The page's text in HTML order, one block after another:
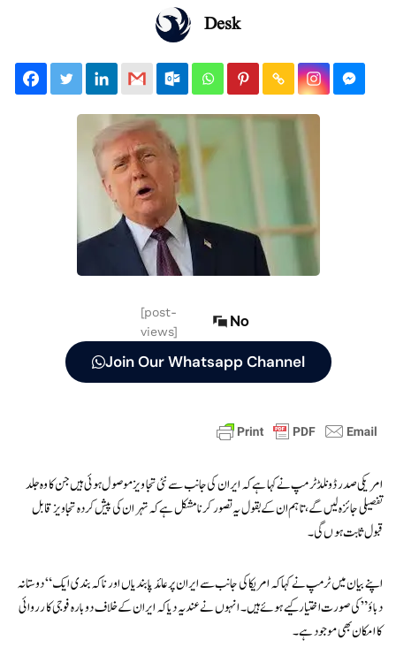
Desk
[post-
views]
No
Join Our Whatsapp Channel
امریکی صدر ڈونلڈ ٹرمپ نے کہا ہے کہ ایران کی جانب سے نئی تجاویز موصول ہوئی ہیں جن کا وہ جلد
تفصیلی جائزہ لیں گے، تاہم ان کے بقول یہ تصور کرنا مشکل ہے کہ تہران کی پیش کردہ تجاویز قابل
قبول ثابت ہوں گی۔
اپنے بیان میں ٹرمپ نے کہا کہ امریکا کی جانب سے ایران پر عائد پابندیاں اور ناکہ بندی ایک “دوستانہ
دباؤ” کی صورت اختیار کیے ہوئے ہیں۔ انہوں نے عندیہ دیا کہ ایران کے خلاف دوبارہ فوجی کارروائی
کا امکان بھی موجود ہے۔